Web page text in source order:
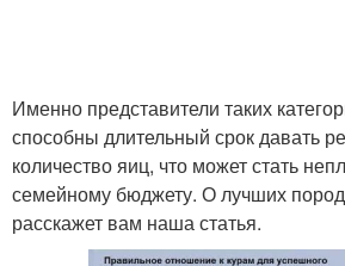
Именно представители таких
способны длительный срок давать
количество яиц, что может стать
семейному бюджету. О лучших
расскажет вам наша статья.